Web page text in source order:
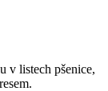
v listech pšenice,